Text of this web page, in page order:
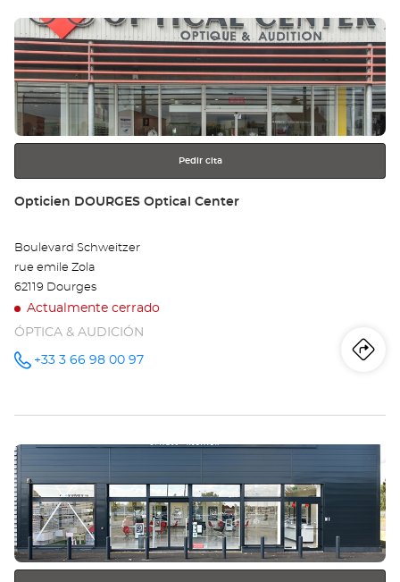
Pulse
ENTER
para
obtener
más
información
Pedir cita
Tienda:
Opticien DOURGES Optical Center
Boulevard Schweitzer
rue emile Zola
62119 Dourges
Actualmente cerrado
ÓPTICA & AUDICIÓN
número
+33 3 66 98 00 97
a
Pulse
ENTER
para
obtener
más
información